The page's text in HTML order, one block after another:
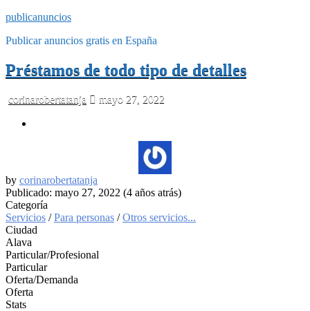
publicanuncios
Publicar anuncios gratis en España
Préstamos de todo tipo de detalles
corinarobertatanja mayo 27, 2022
by corinarobertatanja
Publicado: mayo 27, 2022 (4 años atrás)
Categoría
Servicios /Para personas /Otros servicios...
Ciudad
Alava
Particular/Profesional
Particular
Oferta/Demanda
Oferta
Stats